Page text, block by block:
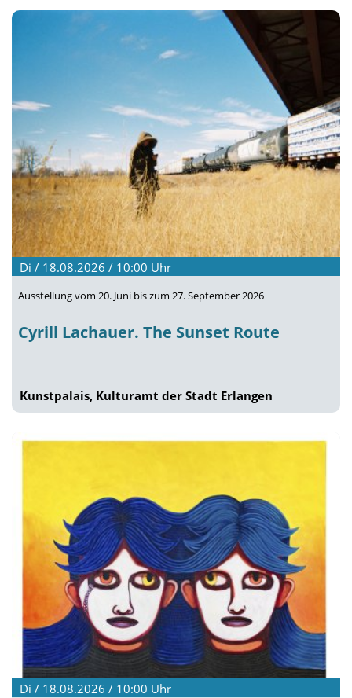
Di / 18.08.2026 / 10:00 Uhr
Ausstellung vom 20. Juni bis zum 27. September 2026
Cyrill Lachauer. The Sunset Route
Kunstpalais, Kulturamt der Stadt Erlangen
Di / 18.08.2026 / 10:00 Uhr